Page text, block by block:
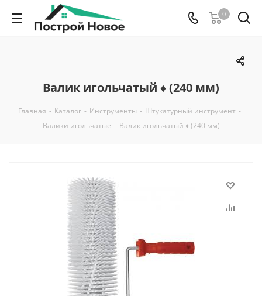
0
Валик игольчатый ♦ (240 мм)
Главная - Каталог - Инструменты - Штукатурный инструмент -
Валики игольчатые - Валик игольчатый ♦ (240 мм)